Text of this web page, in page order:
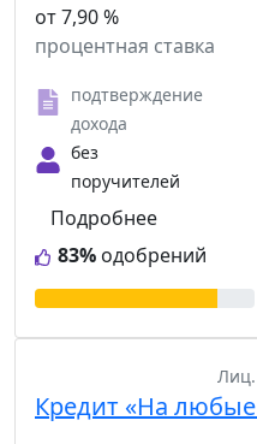
от 7,90 %
процентная ставка
подтверждение
дохода
без
поручителей
83% одобрений
Подробнее
Кредит «На